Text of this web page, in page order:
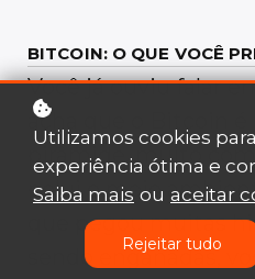
BITCOIN: O QUE VOCÊ
Você já ouviu falar
acha que o Bitcoin é
pirâmide, muito
polui o meio
que pegou muitas
sendo enganadas,
Utilizamos cookies
experiência ótima e
Saiba mais ou aceitar
Rejeitar tudo